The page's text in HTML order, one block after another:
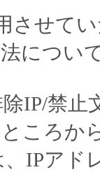
させて
につい
IP/禁止
ころか
IPアド